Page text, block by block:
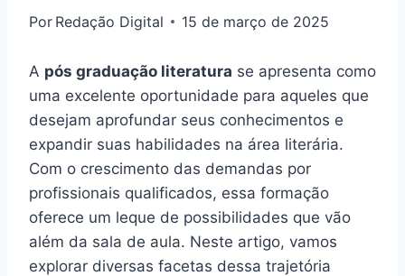
Por Redação Digital 15 de março de 2025
A pós graduação literatura se apresenta como
uma excelente oportunidade para aqueles que
desejam aprofundar seus conhecimentos e
expandir suas habilidades na área literária.
Com o crescimento das demandas por
profissionais qualificados, essa formação
oferece um leque de possibilidades que vão
além da sala de aula. Neste artigo, vamos
explorar diversas facetas dessa trajetória